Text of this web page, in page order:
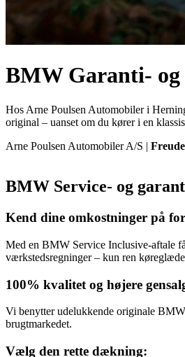
BMW Garanti- og
Hos Arne Poulsen Automobiler i
original – uanset om du kører i en
Arne Poulsen Automobiler A/S | Freude
BMW Service- og
Kend dine omkostninger på
Med en BMW Service Inclusive-aftale
værkstedsregninger – kun ren
100% kvalitet og højere
Vi benytter udelukkende originale
brugtmarkedet.
Vælg den rette dækning: